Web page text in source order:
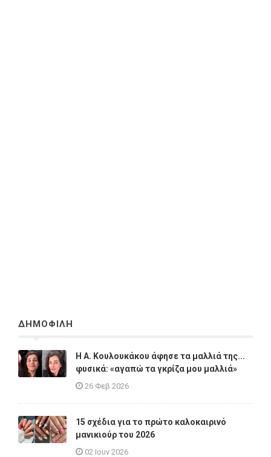
ΔΗΜΟΦΙΛΗ
Η A. Κουλουκάκου άφησε τα μαλλιά της...
φυσικά: «αγαπώ τα γκρίζα μου μαλλιά»
26 Φεβ 2026
15 σχέδια για το πρώτο καλοκαιρινό
μανικιούρ του 2026
02 Ιουν 2026